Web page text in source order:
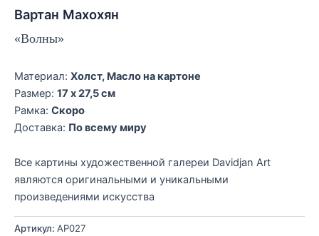
Вартан Махохян
«Волны»
Материал: Холст, Масло на картоне
Размер: 17 x 27,5 см
Рамка: Скоро
Доставка: По всему миру
Все картины художественной галереи Davidjan Art
являются оригинальными и уникальными
произведениями искусства
Артикул: AP027